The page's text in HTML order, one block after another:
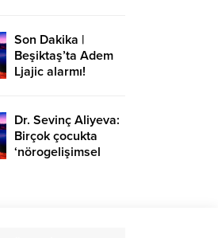
Son Dakika |
Beşiktaş’ta Adem
Ljajic alarmı!
Dr. Sevinç Aliyeva:
Birçok çocukta
‘nörogelişimsel